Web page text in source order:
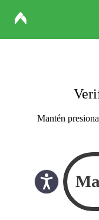
Mantén